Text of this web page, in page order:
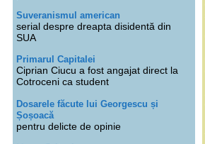
Suveranismul american
serial despre dreapta disidentă din
SUA
Primarul Capitalei
Ciprian Ciucu a fost angajat direct la
Cotroceni ca student
Dosarele făcute lui Georgescu și
Șoșoacă
pentru delicte de opinie